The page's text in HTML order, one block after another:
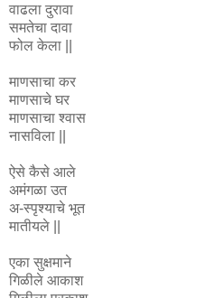
वाढला दुरावा
समतेचा दावा
फोल केला ||
माणसाचा कर
माणसाचे घर
माणसाचा श्वास
नासविला ||
ऐसे कैसे आले
अमंगळा उत
अ-स्पृश्याचे भूत
मातीयले ||
एका सुक्षमाने
गिळीले आकाश